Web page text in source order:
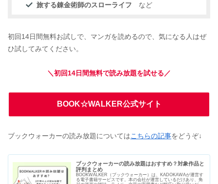
旅する錬金術師のスローライフ など
初回14日間無料お試しで、マンガを読めるので、気になる人はぜ
ひ試してみてください。
＼初回14日間無料で読み放題を試せる／
BOOK☆WALKER公式サイト
ブックウォーカーの読み放題についてはこちらの記事をどうぞ↓
ブックウォーカーの読み放題はおすすめ？対象作品と
評判まとめ
BOOKWALKER（ブックウォーカー）は、KADOKAWAが運営す
る電子書籍サービスです。本の会社が運営しているだけあり、角